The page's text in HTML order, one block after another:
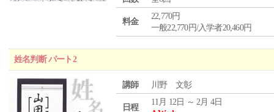
料金
22,770円
一般22,770円/入学者20,460円
姓名判断 パート2
講師 川野 文彰
日程
11月 12日 ～ 2月 4日